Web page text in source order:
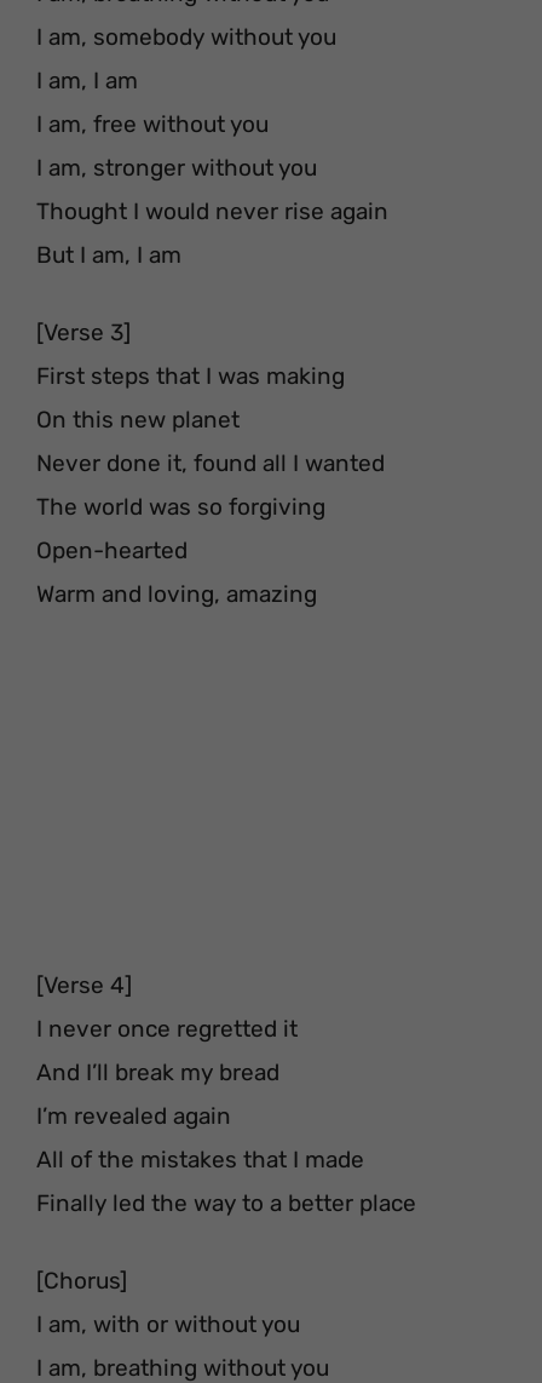
I am, somebody without you
I am, I am
I am, free without you
I am, stronger without you
Thought I would never rise again
But I am, I am
[Verse 3]
First steps that I was making
On this new planet
Never done it, found all I wanted
The world was so forgiving
Open-hearted
Warm and loving, amazing
[Verse 4]
I never once regretted it
And I’ll break my bread
I’m revealed again
All of the mistakes that I made
Finally led the way to a better place
[Chorus]
I am, with or without you
I am, breathing without you